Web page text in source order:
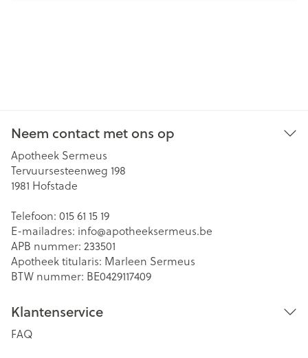
Neem contact met ons op
Apotheek Sermeus
Tervuursesteenweg 198
1981 Hofstade
Telefoon: 015 61 15 19
E-mailadres: info@apotheeksermeus.be
APB nummer: 233501
Apotheek titularis: Marleen Sermeus
BTW nummer: BE0429117409
Klantenservice
FAQ